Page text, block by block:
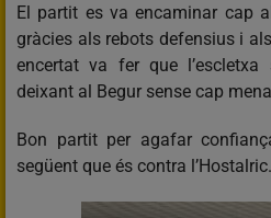
El partit es va encaminar cap
gràcies als rebots defensius i
encertat va fer que
deixant al Begur sense cap
Bon partit per agafar
següent que és contra